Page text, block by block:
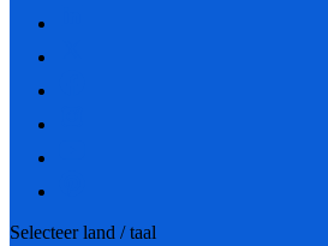
Selecteer land / taal